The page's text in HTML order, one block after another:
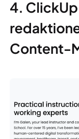
4.
Content-